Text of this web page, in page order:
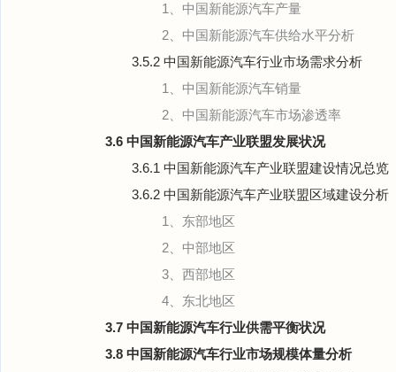
1、中国新能源汽车产量
2、中国新能源汽车供给水平分析
3.5.2 中国新能源汽车行业市场需求分析
1、中国新能源汽车销量
2、中国新能源汽车市场渗透率
3.6 中国新能源汽车产业联盟发展状况
3.6.1 中国新能源汽车产业联盟建设情况总览
3.6.2 中国新能源汽车产业联盟区域建设分析
1、东部地区
2、中部地区
3、西部地区
4、东北地区
3.7 中国新能源汽车行业供需平衡状况
3.8 中国新能源汽车行业市场规模体量分析